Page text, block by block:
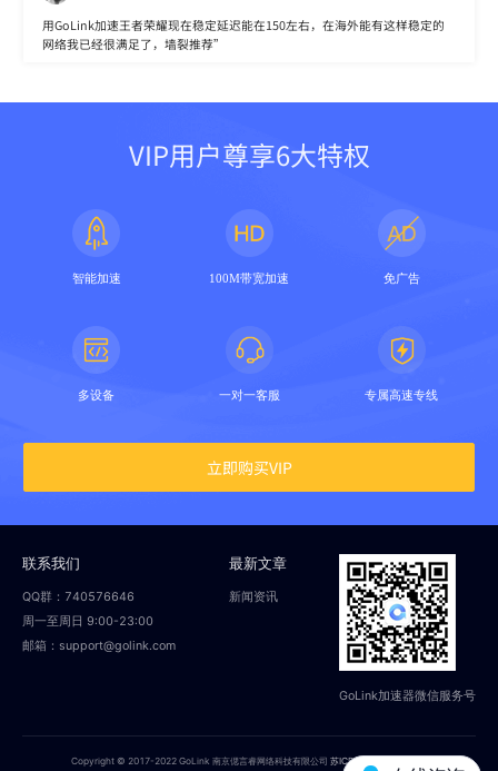
用GoLink加速王者荣耀现在稳定延迟能在150左右，在海外能有这样稳定的
网络我已经很满足了，墙裂推荐”
VIP用户尊享6大特权
智能加速 100M带宽加速 免广告
多设备 一对一客服 专属高速专线
立即购买VIP
联系我们
QQ群：740576646
周一至周日 9:00-23:00
邮箱：support@golink.com
最新文章
新闻资讯
GoLink加速器微信服务号
Copyright © 2017-2022 GoLink 南京偲言睿网络科技有限公司苏ICP备18014251号-2